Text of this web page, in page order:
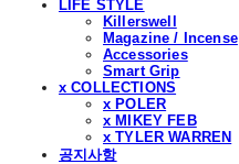
LIFE STYLE
Killerswell
Magazine / Incense
Accessories
Smart Grip
x COLLECTIONS
x POLER
x MIKEY FEB
x TYLER WARREN
공지사항